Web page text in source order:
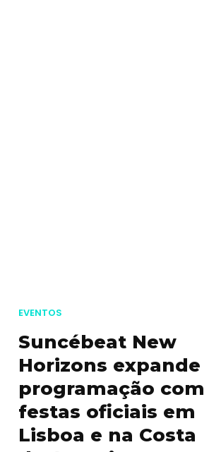
EVENTOS
Suncébeat New
Horizons expande
programação com
festas oficiais em
Lisboa e na Costa